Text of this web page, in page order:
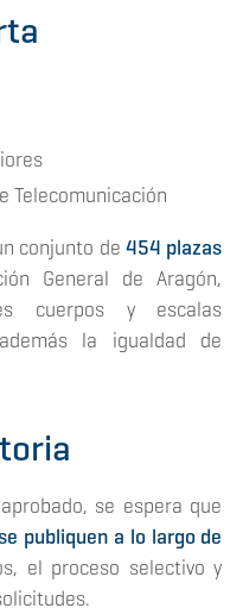
Telecomunicación
conjunto de 454 plazas
General de Aragón,
cuerpos y escalas
la igualdad de
se espera que
publiquen a lo largo de
el proceso selectivo y